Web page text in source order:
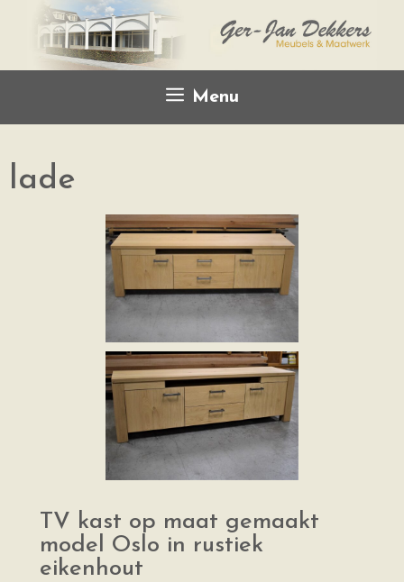
Menu
lade
TV kast op maat gemaakt
model Oslo in rustiek
eikenhout